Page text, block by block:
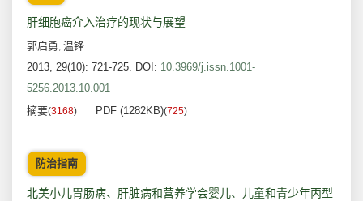
肝细胞癌介入治疗的现状与展望
郭启勇, 温锋
2013, 29(10): 721-725. DOI: 10.3969/j.issn.1001-
5256.2013.10.001
摘要(3168) PDF (1282KB)(725)
防治指南
北美小儿胃肠病、肝脏病和营养学会婴儿、儿童和青少年丙型